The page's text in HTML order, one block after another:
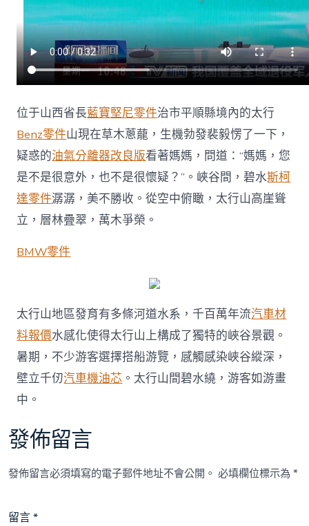
位于山西省長藍寶堅尼零件治市平順縣境內的太行
Benz零件山現在草木蔥蘢，生機勃發裴毅愣了一下，
疑惑的油氣分離器改良版看著媽媽，問道：“媽媽，您
是不是很意外，也不是很懷疑？”。峽谷間，碧水斯柯
達零件潺潺，美不勝收。從空中俯瞰，太行山高崖聳
立，層林疊翠，萬木爭榮。
BMW零件
太行山地區發育有多條河道水系，千百萬年流汽車材
料報價水感化使得太行山上構成了獨特的峽谷景觀。
暑期，不少游客選擇搭船游覽，感觸感染峽谷縱深，
壁立千仞汽車機油芯 。太行山間碧水繞，游客如游畫
中。
發佈留言
發佈留言必須填寫的電子郵件地址不會公開。 必填欄位標示為*
留言*